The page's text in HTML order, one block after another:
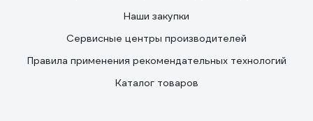
Наши закупки
Сервисные центры производителей
Правила применения рекомендательных технологий
Каталог товаров